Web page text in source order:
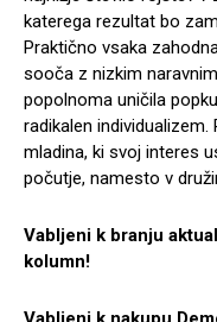
katerega rezultat bo
Praktično vsaka
sooča z nizkim
popolnoma uničila
radikalen
mladina, ki svoj interes
počutje, namesto v
Vabljeni k branju
kolumn!